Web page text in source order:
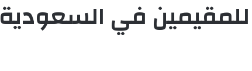
للمقيمين في السعودية